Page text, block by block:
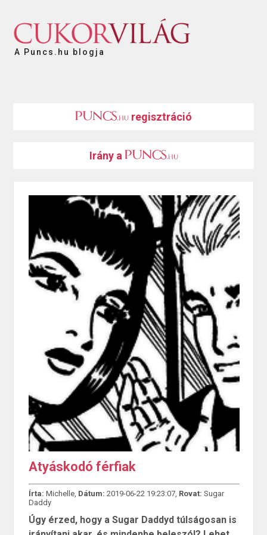
A Puncs.hu blogja
regisztráció
Irány a
Atyáskodó férfiak
Írta: Michelle, Dátum: 2019-06-22 19:23:07, Rovat: Sugar
Daddy
Úgy érzed, hogy a Sugar Daddyd túlságosan is